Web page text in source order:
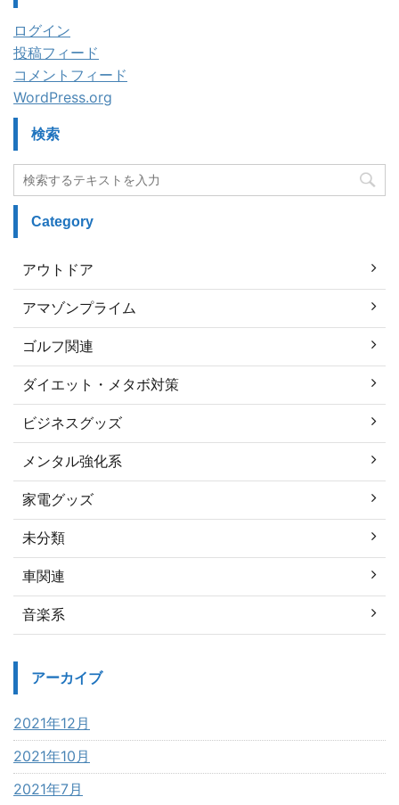
ログイン
投稿フィード
コメントフィード
WordPress.org
検索
Category
アウトドア
アマゾンプライム
ゴルフ関連
ダイエット・メタボ対策
ビジネスグッズ
メンタル強化系
家電グッズ
未分類
車関連
音楽系
アーカイブ
2021年12月
2021年10月
2021年7月